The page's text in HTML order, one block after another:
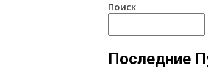
Поиск
Последние